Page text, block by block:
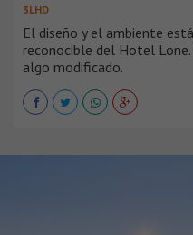
3LHD
El diseño y el ambiente
reconocible del Hotel
algo modificado.